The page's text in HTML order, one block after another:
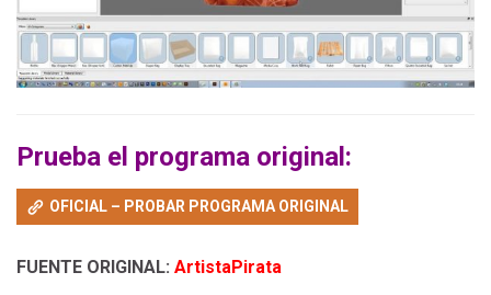
Prueba el programa original:
OFICIAL – PROBAR PROGRAMA ORIGINAL
FUENTE ORIGINAL: ArtistaPirata